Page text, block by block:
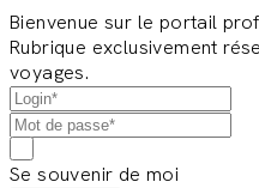
Bienvenue sur le portail
Rubrique exclusivement
voyages.
Se souvenir de moi